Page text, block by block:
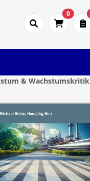
0
& Wachstumskritik